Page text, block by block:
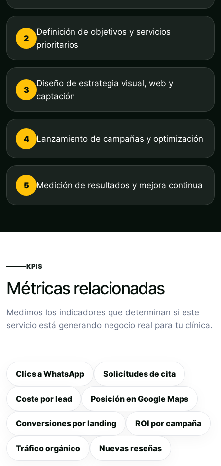
2
Definición de objetivos y servicios
prioritarios
3
Diseño de estrategia visual, web y
captación
4 Lanzamiento de campañas y optimización
5 Medición de resultados y mejora continua
KPIS
Métricas relacionadas
Medimos los indicadores que determinan si este
servicio está generando negocio real para tu clínica.
Clics a WhatsApp Solicitudes de cita
Coste por lead Posición en Google Maps
Conversiones por landing ROI por campaña
Tráfico orgánico Nuevas reseñas